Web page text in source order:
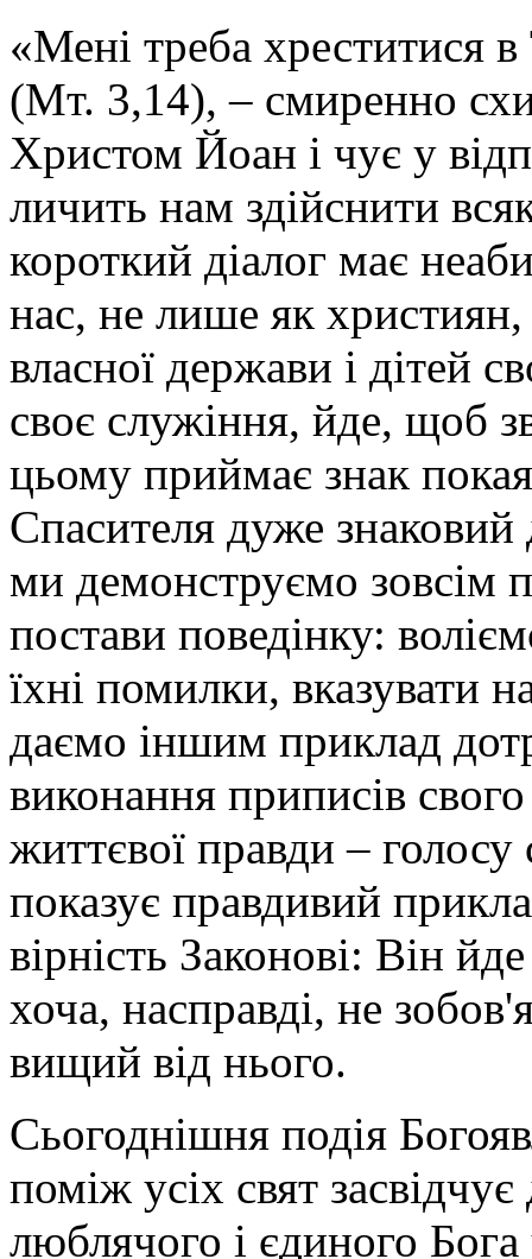
«Мені треба хреститися
(Мт. 3,14), – смиренно
Христом Йоан і чує у
личить нам здійснити
короткий діалог має
нас, не лише як
власної держави і дітей
своє служіння, йде, щоб
цьому приймає знак
Спасителя дуже
ми демонструємо зовсім
постави поведінку:
їхні помилки, вказувати
даємо іншим приклад
виконання приписів
життєвої правди –
показує правдивий
вірність Законові: Він
хоча, насправді, не
вищий від нього.
Сьогоднішня подія
поміж усіх свят
люблячого і єдиного